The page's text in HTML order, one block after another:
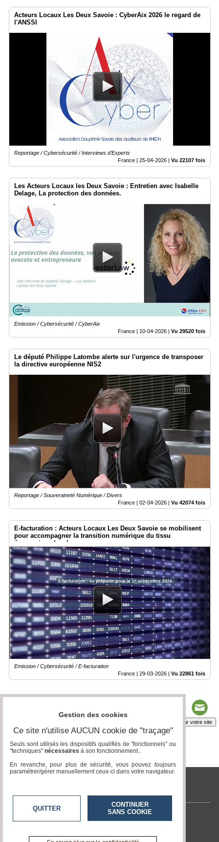
Acteurs Locaux Les Deux Savoie : CyberAix 2026 le regard de
l'ANSSI
Reportage / Cybersécurité / Interviews d'Experts
France | 25-04-2026 | Vu 22107 fois
Les Acteurs Locaux les Deux Savoie : Entretien avec Isabelle
Delage, La protection des données.
Emission / Cybersécurité / CyberAix
France | 10-04-2026 Vu 29520 fois
Le député Philippe Latombe alerte sur l'urgence de transposer
la directive européenne NIS2
Reportage / Souveraineté Numérique / Divers
France | 02-04-2026 | Vu 42074 fois
E-facturation : Acteurs Locaux Les Deux Savoie se mobilisent
pour accompagner la transition numérique du tissu
économique local
Emission / Cybersécurité / E-facturation
France | 29-03-2026 | Vu 22861 fois
Insérez sur votre site
tvlocale.fr
Contactez-nous
Gestion des cookies
Ce site n'utilise AUCUN cookie de "traçage"
Seuls sont utilisés les dispositifs qualifiés de "fonctionnels" ou
"techniques" nécessaires à son fonctionnement..
En revanche, pour plus de sécurité, vous pouvez toujours
paramétrer/gérer manuellement ceux-ci dans votre navigateur.
QUITTER
CONTINUER
SANS COOKIE